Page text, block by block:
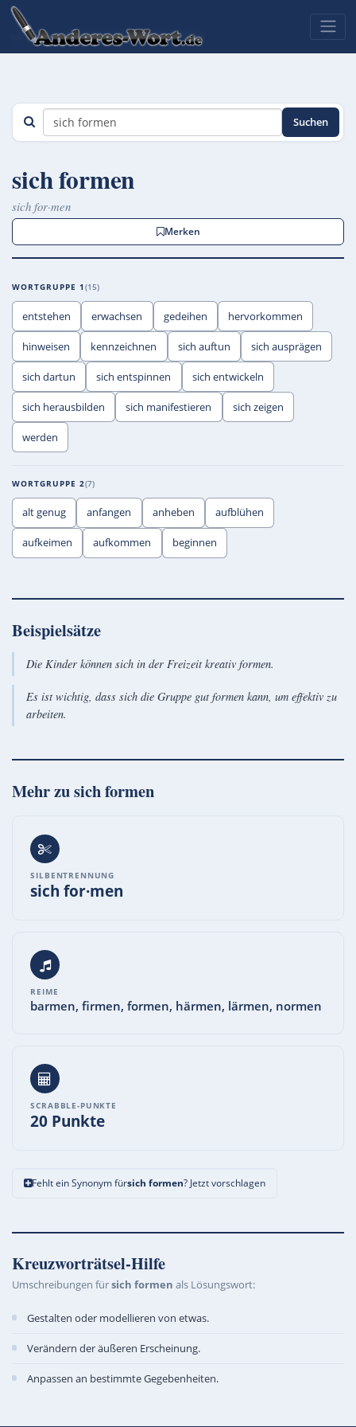
Suchen
sich formen
sich for·men
Merken
WORTGRUPPE 1 15
entstehen erwachsen gedeihen hervorkommen
hinweisen kennzeichnen sich auftun sich ausprägen
sich dartun sich entspinnen sich entwickeln
sich herausbilden sich manifestieren sich zeigen
werden
WORTGRUPPE 2 7
alt genug anfangen anheben aufblühen
aufkeimen aufkommen beginnen
Beispielsätze
Die Kinder können sich in der Freizeit kreativ formen.
Es ist wichtig, dass sich die Gruppe gut formen kann, um effektiv zu
arbeiten.
Mehr zusich formen
SILBENTRENNUNG
sich for·men
REIME
barmen, firmen, formen, härmen, lärmen, normen
SCRABBLE-PUNKTE
20 Punkte
Fehlt ein Synonym fürsich formen? Jetzt vorschlagen
Kreuzworträtsel-Hilfe
Umschreibungen fürsich formen als Lösungswort:
Gestalten oder modellieren von etwas.
Verändern der äußeren Erscheinung.
Anpassen an bestimmte Gegebenheiten.